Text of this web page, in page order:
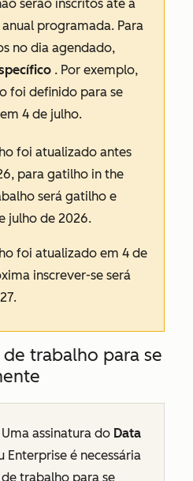
serão inscritos até a
programada. Para
no dia agendado,
. Por exemplo,
foi definido para se
4 de julho.
foi atualizado antes
para gatilho in the
será gatilho e
julho de 2026.
foi atualizado em 4 de
inscrever-se será
trabalho para se
Uma assinatura do Data
Enterprise é necessária
trabalho para se